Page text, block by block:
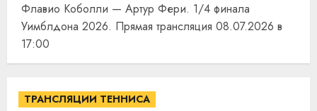
Флавио Коболли — Артур Фери. 1/4 финала
Уимблдона 2026. Прямая трансляция 08.07.2026 в
17:00
ТРАНСЛЯЦИИ ТЕННИСА